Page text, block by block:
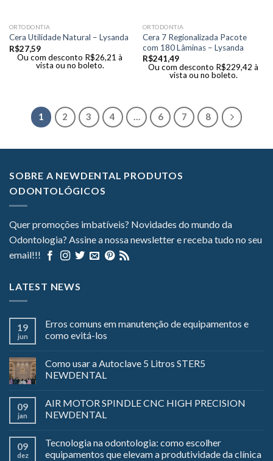
ORTODONTIA
Cera Utilidade Natural – Lysanda
R$27,59
Ou com desconto R$26,21 à
vista ou no boleto.
ORTODONTIA
Cera 7 Regionalizada Pacote
com 180 Lâminas – Lysanda
R$241,49
Ou com desconto R$229,42 à
vista ou no boleto.
1 2 3 4 … 6 7 8
SOBRE A NEWDENTAL PRODUTOS
ODONTOLÓGICOS
Quer promoções imbatíveis? Novidades do mundo da
Odontologia? Assine a nossa newsletter e receba tudo no seu
email!!!
LATEST NEWS
19
jun
Erros comuns em manutenção de equipamentos e
como evitá-los
Como usar a Autoclave 5 Litros STER5
NEWDENTAL
09
jan
AIR MOTOR SPINDLE CNC HIGH PRECISION
NEWDENTAL
09
dez
Tecnologia na odontologia: como escolher
equipamentos que elevam a produtividade da clínica